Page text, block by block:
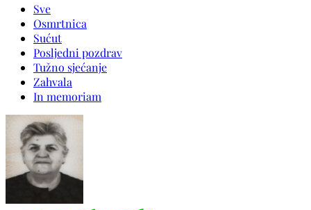
Sve
Osmrtnica
Sućut
Posljedni pozdrav
Tužno sjećanje
Zahvala
In memoriam